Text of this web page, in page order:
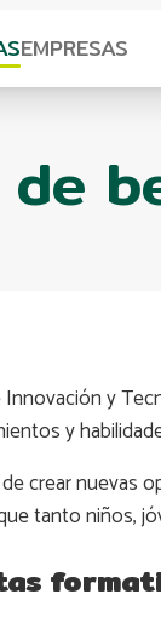
EMPRESAS
de
Innovación y
y
crear nuevas
tanto niños,